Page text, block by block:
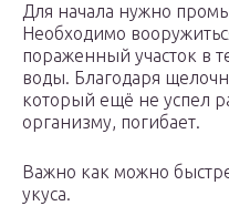
Для начала нужно
Необходимо
пораженный участок в
воды. Благодаря
который ещё не успел
организму, погибает.
Важно как можно
укуса.